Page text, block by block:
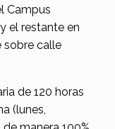
Campus
el restante en
sobre calle
de 120 horas
(lunes,